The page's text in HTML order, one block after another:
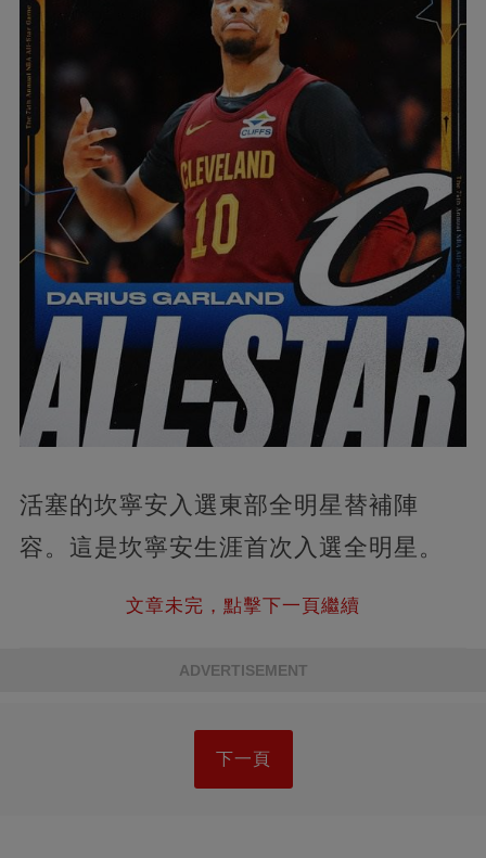
活塞的坎寧安入選東部全明星替補陣
容。這是坎寧安生涯首次入選全明星。
文章未完，點擊下一頁繼續
ADVERTISEMENT
下一頁